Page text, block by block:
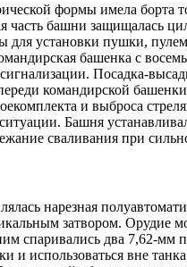
формы имела борта
часть башни защищалась
для установки пушки,
башенка с
Посадка-
командирской
и выброса
Башня
сваливания при
нарезная
затвором. Орудие
спаривались два 7,62-мм
и использоваться вне